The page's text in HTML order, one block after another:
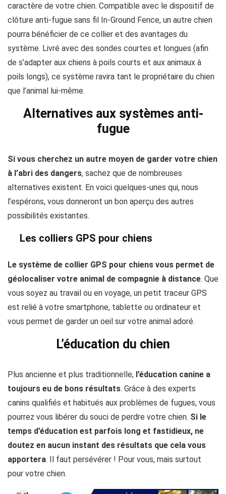
caractère de votre chien. Compatible avec le dispositif de
clôture anti-fugue sans fil In-Ground Fence, un autre chien
pourra bénéficier de ce collier et des avantages du
système. Livré avec des sondes courtes et longues (afin
de s’adapter aux chiens à poils courts et aux animaux à
poils longs), ce système ravira tant le propriétaire du chien
que l’animal lui-même.
Alternatives aux systèmes anti-
fugue
Si vous cherchez un autre moyen de garder votre chien
à l’abri des dangers, sachez que de nombreuses
alternatives existent. En voici quelques-unes qui, nous
l’espérons, vous donneront un bon aperçu des autres
possibilités existantes.
Les colliers GPS pour chiens
Le système de collier GPS pour chiens vous permet de
géolocaliser votre animal de compagnie à distance. Que
vous soyez au travail ou en voyage, un petit traceur GPS
est relié à votre smartphone, tablette ou ordinateur et
vous permet de garder un oeil sur votre animal adoré.
L’éducation du chien
Plus ancienne et plus traditionnelle, l’éducation canine a
toujours eu de bons résultats. Grâce à des experts
canins qualifiés et habitués aux problèmes de fugues, vous
pourrez vous libérer du souci de perdre votre chien. Si le
temps d’éducation est parfois long et fastidieux, ne
doutez en aucun instant des résultats que cela vous
apportera. Il faut persévérer ! Pour vous, mais surtout
pour votre chien.